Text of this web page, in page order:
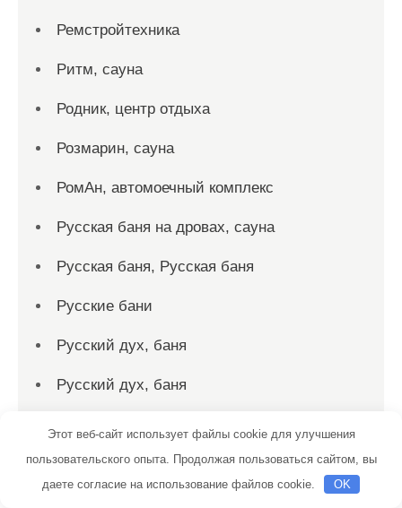
Ремстройтехника
Ритм, сауна
Родник, центр отдыха
Розмарин, сауна
РомАн, автомоечный комплекс
Русская баня на дровах, сауна
Русская баня, Русская баня
Русские бани
Русский дух, баня
Русский дух, баня
Садко, сауна
Этот веб-сайт использует файлы cookie для улучшения
пользовательского опыта. Продолжая пользоваться сайтом, вы
даете согласие на использование файлов cookie.
OK